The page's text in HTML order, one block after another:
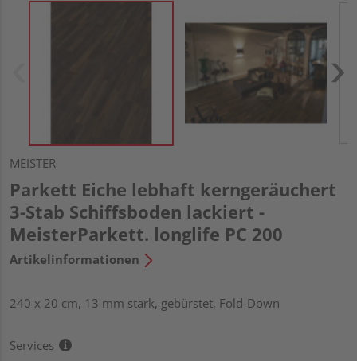
MEISTER
Parkett Eiche lebhaft kerngeräuchert
3-Stab Schiffsboden lackiert -
MeisterParkett. longlife PC 200
Artikelinformationen
240 x 20 cm, 13 mm stark, gebürstet, Fold-Down
Services